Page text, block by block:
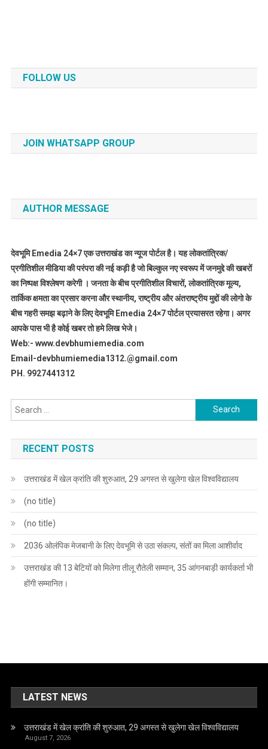
FOLLOW US
JOIN WHATSAPP GROUP
AUTHOR MESSAGE
देवभूमि Emedia 24×7 एक उत्तराखंड का न्यूज पोर्टल है। यह लोकतांत्रिक/
प्रगीतिशील मीडिया की परंपरा की नई कड़ी है जो बिल्कुल नए स्वरूप में जनमुद्दे की खबरों
का निष्पक्ष विश्लेषण करेगी । जनता के बीच प्रगीतिशील विचारों, लोकतांत्रिक मूल्य,
तार्किक क्षमता का प्रसार करना और स्थानीय, राष्ट्रीय और अंतराष्ट्रीय मुद्दों की लोगो के
बीच गहरी समझ बढ़ाने के लिए देवभूमि Emedia 24×7 पोर्टल प्रयासरत रहेगा। अगर
आपके पास भी है कोई खबर तो हमे लिख भेजे।
Web:- www.devbhumiemedia.com
Email-devbhumiemedia1312.@gmail.com
PH. 9927441312
Search
for:
RECENT POSTS
उत्तराखंड में खेल क्रांति की शुरुआत, 29 अगस्त से खुलेगा खेल विश्वविद्यालय
(no title)
(no title)
2036 ओलंपिक मेजबानी के लिए देवभूमि से उठा संकल्प, संतों का मिला आशीर्वाद
उत्तराखंड की 13 बेटियों को मिलेगा तीलू रौतेली सम्मान, 35 आंगनबाड़ी कार्यकर्ता भी
होंगी सम्मानित।
LATEST NEWS
उत्तराखंड में खेल क्रांति की शुरुआत, 29 अगस्त से खुलेगा खेल विश्वविद्यालय
August 7, 2026